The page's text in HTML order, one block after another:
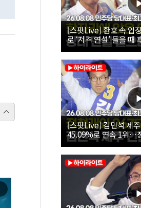
[스팟Live] 환호 속 입
로 ‘저격 연설’ 들을 때
26.08.08 더불어민주
보 인천 합동연설회
[스팟Live] 김민석 제
45.09%로 연속 1위…
26.08.08 더불어민주당
보 인천 합동연설회